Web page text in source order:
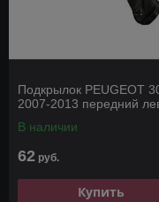
Подкрылок PEUGEOT
2007-2013 передний
В наличии
62 руб.
Купить